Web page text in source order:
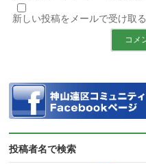
新しい投稿をメールで受け取る
投稿者名で検索